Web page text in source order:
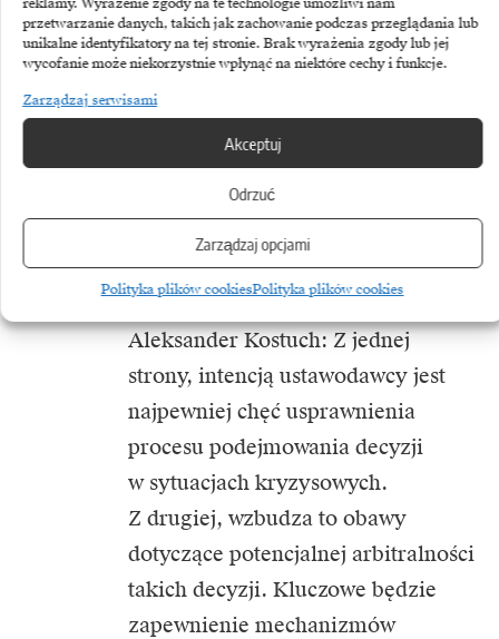
przetwarzanie danych, takich jak zachowanie podczas przeglądania lub
unikalne identyfikatory na tej stronie. Brak wyrażenia zgody lub jej
wycofanie może niekorzystnie wpłynąć na niektóre cechy i funkcje.
Zarządzaj serwisami
Akceptuj
Odrzuć
Zarządzaj opcjami
Polityka plików cookiesPolityka plików cookies
autonomię w wydawaniu decyzji,
takich jak wstrzymanie koncesji
czy pozwolenia na prowadzenie
te wymagały zaangażowania sądu
lub innych organów, co mogło
wydłużać reakcję na potencjalne
zagrożenia.
Aleksander Kostuch: Z jednej
strony, intencją ustawodawcy jest
najpewniej chęć usprawnienia
procesu podejmowania decyzji
w sytuacjach kryzysowych.
Z drugiej, wzbudza to obawy
dotyczące potencjalnej arbitralności
takich decyzji. Kluczowe będzie
zapewnienie mechanizmów